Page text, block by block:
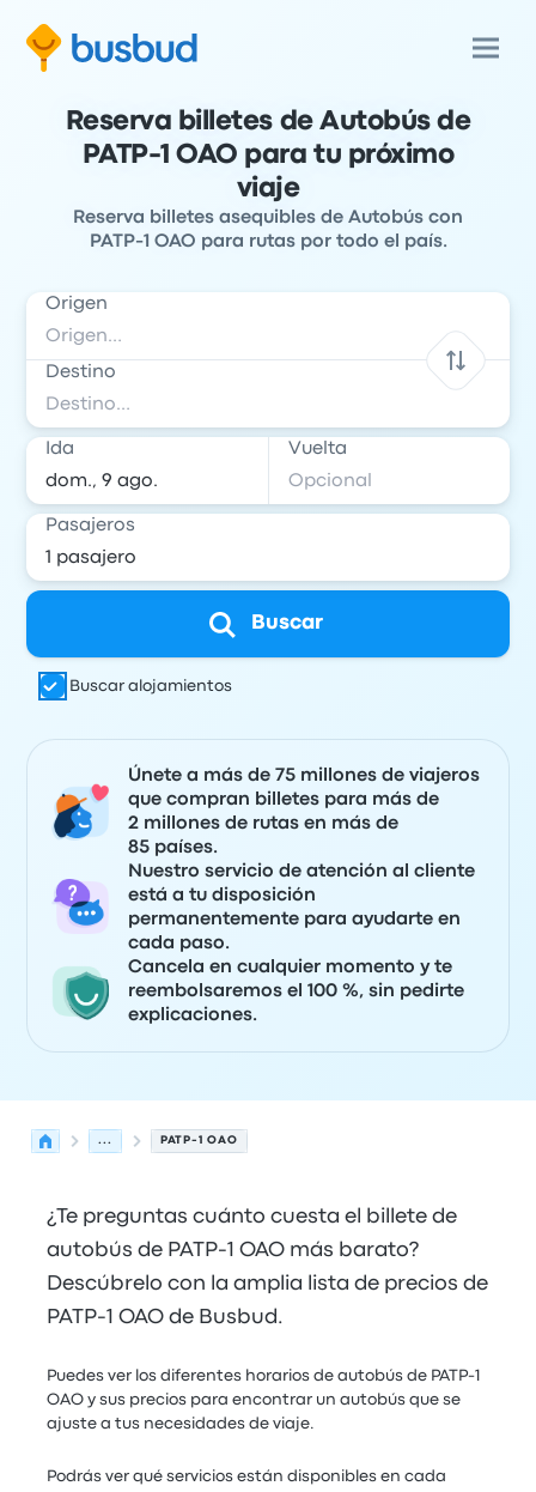
Reserva billetes de Autobús de
PATP-1 OAO para tu próximo
viaje
Reserva billetes asequibles de Autobús con
PATP-1 OAO para rutas por todo el país.
Origen
Destino
Ida Vuelta
Pasajeros
Buscar
Buscar alojamientos
Únete a más de 75 millones de viajeros
que compran billetes para más de
2 millones de rutas en más de
85 países.
Nuestro servicio de atención al cliente
está a tu disposición
permanentemente para ayudarte en
cada paso.
Cancela en cualquier momento y te
reembolsaremos el 100 %, sin pedirte
explicaciones.
... PATP-1 OAO
¿Te preguntas cuánto cuesta el billete de
autobús de PATP-1 OAO más barato?
Descúbrelo con la amplia lista de precios de
PATP-1 OAO de Busbud.
Puedes ver los diferentes horarios de autobús de PATP-1
OAO y sus precios para encontrar un autobús que se
ajuste a tus necesidades de viaje.
Podrás ver qué servicios están disponibles en cada